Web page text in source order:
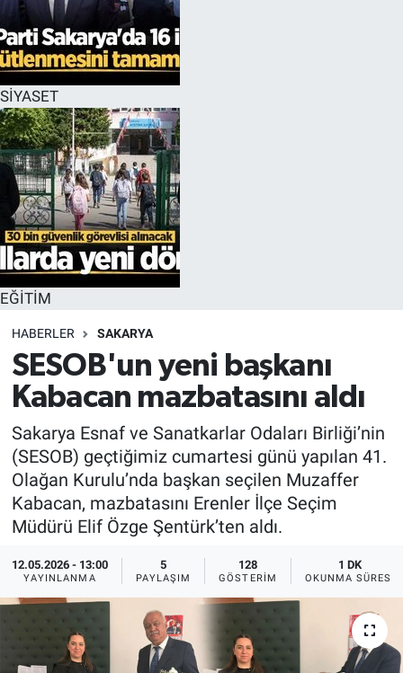
SİYASET
EĞİTİM
HABERLER SAKARYA
SESOB'un yeni başkanı
Kabacan mazbatasını aldı
Sakarya Esnaf ve Sanatkarlar Odaları Birliği’nin
(SESOB) geçtiğimiz cumartesi günü yapılan 41.
Olağan Kurulu’nda başkan seçilen Muzaffer
Kabacan, mazbatasını Erenler İlçe Seçim
Müdürü Elif Özge Şentürk’ten aldı.
12.05.2026 - 13:00
YAYINLANMA
5
PAYLAŞIM
128
GÖSTERIM
1 DK
OKUNMA SÜRESI
EĞİTİM
ÖZEL HABER
HALK54 PANORAMA